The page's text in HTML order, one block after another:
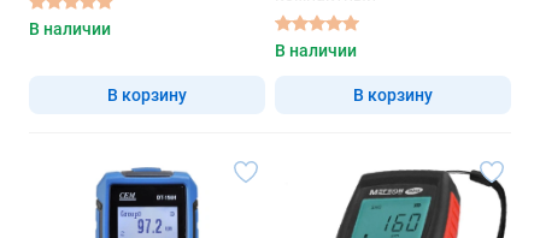
В наличии
В корзину
В наличии
В корзину